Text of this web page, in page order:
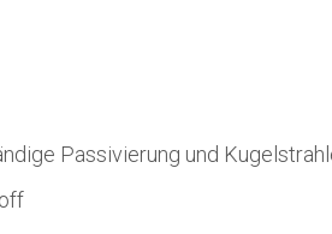
Passivierung und